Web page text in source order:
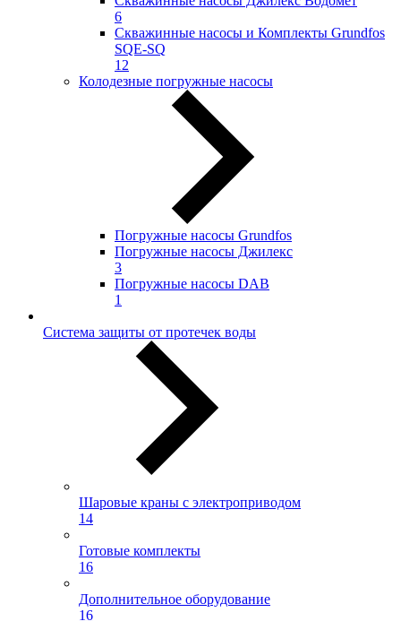
6
Скважинные насосы и Комплекты Grundfos
SQE-SQ
12
Колодезные погружные насосы
Погружные насосы Grundfos
Погружные насосы Джилекс
3
Погружные насосы DAB
1
Система защиты от протечек воды
Шаровые краны с электроприводом
14
Готовые комплекты
16
Дополнительное оборудование
16